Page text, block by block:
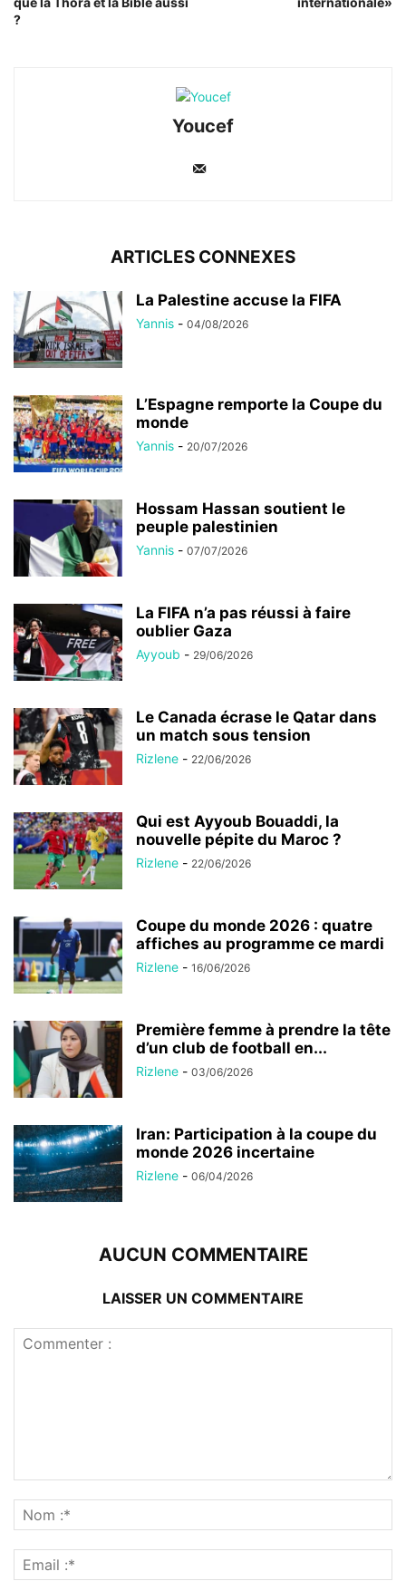
?
Youcef
ARTICLES CONNEXES
La Palestine accuse la FIFA
Yannis - 04/08/2026
L’Espagne remporte la Coupe du
monde
Yannis - 20/07/2026
Hossam Hassan soutient le
peuple palestinien
Yannis - 07/07/2026
La FIFA n’a pas réussi à faire
oublier Gaza
Ayyoub - 29/06/2026
Le Canada écrase le Qatar dans
un match sous tension
Rizlene - 22/06/2026
Qui est Ayyoub Bouaddi, la
nouvelle pépite du Maroc ?
Rizlene - 22/06/2026
Coupe du monde 2026 : quatre
affiches au programme ce mardi
Rizlene - 16/06/2026
Première femme à prendre la tête
d’un club de football en...
Rizlene - 03/06/2026
Iran: Participation à la coupe du
monde 2026 incertaine
Rizlene - 06/04/2026
AUCUN COMMENTAIRE
LAISSER UN COMMENTAIRE